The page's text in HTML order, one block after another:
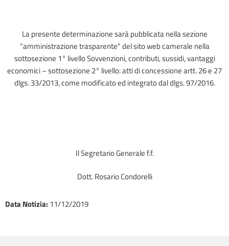
La presente determinazione sarà pubblicata nella sezione
"amministrazione trasparente" del sito web camerale nella
sottosezione 1° livello Sovvenzioni, contributi, sussidi, vantaggi
economici – sottosezione 2° livello: atti di concessione artt. 26 e 27
dlgs. 33/2013, come modificato ed integrato dal dlgs. 97/2016.
Il Segretario Generale f.f.
Dott. Rosario Condorelli
Data Notizia: 11/12/2019